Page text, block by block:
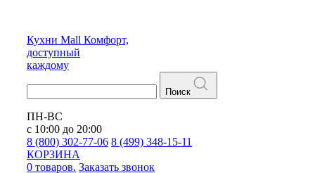
Кухни Mall Комфорт,
доступный
каждому
Поиск
ПН-ВС
с 10:00 до 20:00
8 (800) 302-77-06 8 (499) 348-15-11
КОРЗИНА
0 товаров. Заказать звонок